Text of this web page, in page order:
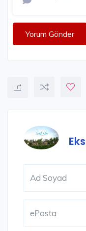
Yorum Gönder